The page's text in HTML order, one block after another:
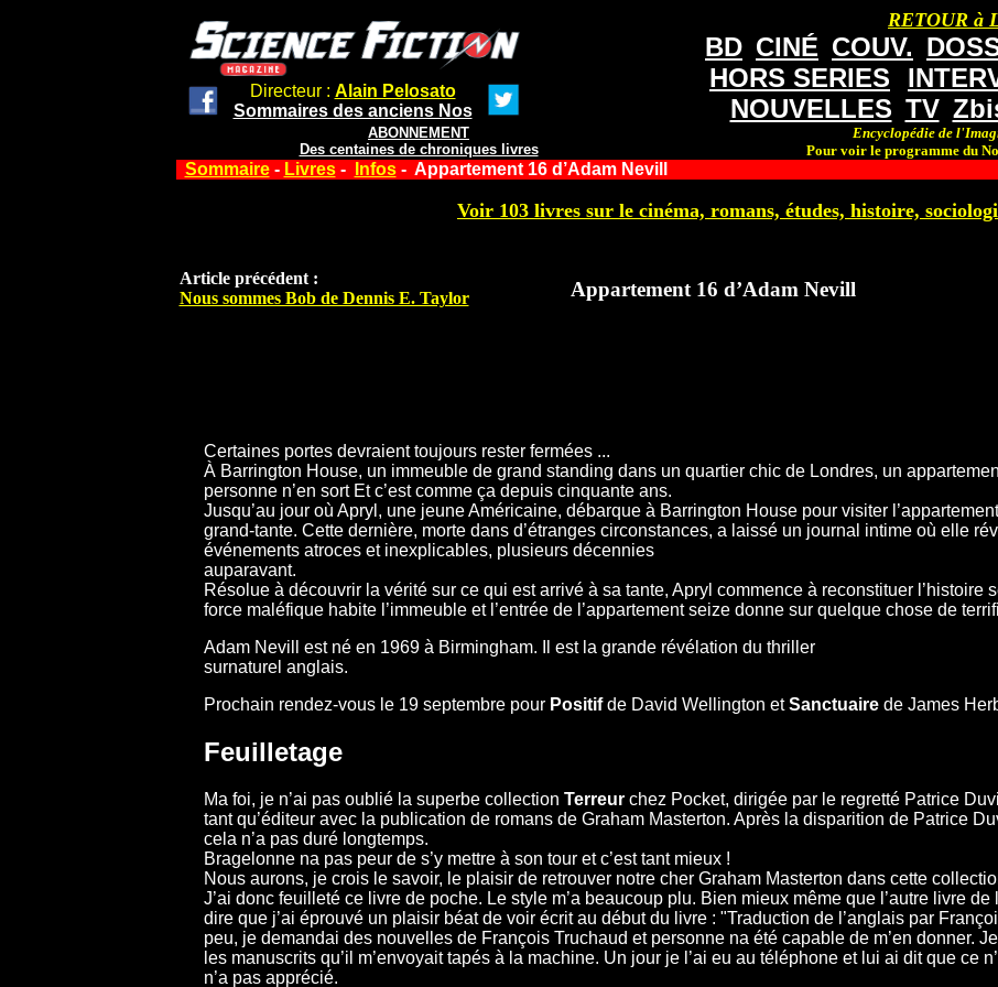
Directeur : Alain Pelosato
Sommaires des anciens Nos
ABONNEMENT
Des centaines de chroniques livres
RETOUR à
BD CINÉ COUV.
HORS SERIES
NOUVELLES TV
Encyclopédie de
Pour voir le programme du
Sommaire- Livres- Infos- Appartement 16 d’Adam Nevill
Voir 103 livres sur le cinéma, romans, études, histoire,
Article précédent :
Nous sommes Bob de Dennis E. Taylor
Appartement 16 d’Adam Nevill
Certaines portes devraient toujours rester fermées ...
À Barrington House, un immeuble de grand standing dans un quartier chic de Londres, un
personne n’en sort Et c’est comme ça depuis cinquante ans.
Jusqu’au jour où Apryl, une jeune Américaine, débarque à Barrington House pour visiter
grand-tante. Cette dernière, morte dans d’étranges circonstances, a laissé un journal intime où elle
événements atroces et inexplicables, plusieurs décennies
auparavant.
Résolue à découvrir la vérité sur ce qui est arrivé à sa tante, Apryl commence à reconstituer l’histoire
force maléfique habite l’immeuble et l’entrée de l’appartement seize donne sur quelque chose de
Adam Nevill est né en 1969 à Birmingham. Il est la grande révélation du thriller
surnaturel anglais.
Prochain rendez-vous le 19 septembre pour Positifde David Wellington etSanctuairede James
Feuilletage
Ma foi, je n’ai pas oublié la superbe collection Terreurchez Pocket, dirigée par le regretté Patrice
tant qu’éditeur avec la publication de romans de Graham Masterton. Après la disparition de Patrice
cela n’a pas duré longtemps.
Bragelonne na pas peur de s’y mettre à son tour et c’est tant mieux !
Nous aurons, je crois le savoir, le plaisir de retrouver notre cher Graham Masterton dans cette
J’ai donc feuilleté ce livre de poche. Le style m’a beaucoup plu. Bien mieux même que l’autre livre
dire que j’ai éprouvé un plaisir béat de voir écrit au début du livre : "Traduction de l’anglais par
peu, je demandai des nouvelles de François Truchaud et personne na été capable de m’en donner.
les manuscrits qu’il m’envoyait tapés à la machine. Un jour je l’ai eu au téléphone et lui ai dit que ce
n’a pas apprécié.